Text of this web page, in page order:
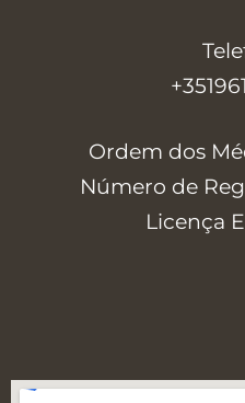
Ordem dos
Número de
Licença